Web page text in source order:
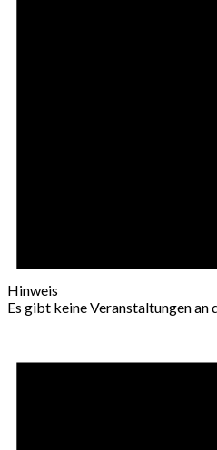
Hinweis
Es gibt keine Veranstaltungen an